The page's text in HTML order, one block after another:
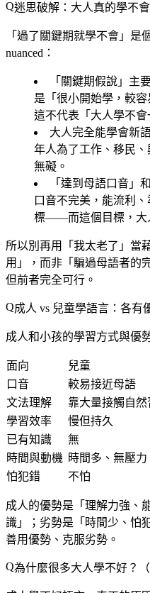
迷思破解：大人真的學不會
「過了關鍵期就學不會」是
nuanced：
「關鍵期假說」主
是「很小開始學，較
這不代表「大人學不會
大人完全能學會新
年人為了工作、移民
無礙。
「達到母語口音」
口音不完美，能流利
標——而這個目標，大
所以別再用「我太老了」當
用」，而非「騙過母語者的
但前者完全可行。
成人 vs 兒童學語言：各有
成人和小孩的學習方式與優
面向 兒童
口音
較易接近母語
文法理解
靠大量接觸自然
學習效率
慢但持久
已有知識
無
時間與動機 時間多、無壓力
怕犯錯
不怕
成人的優勢是「理解力強、
識」；劣勢是「時間少、怕
善用優勢、克服劣勢。
為什麼很多大人學不好？（